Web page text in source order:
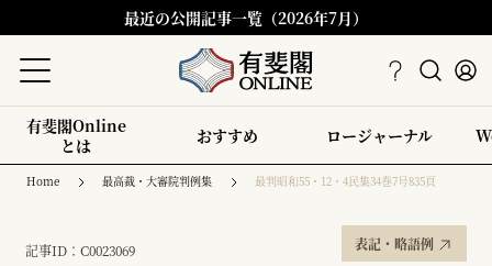
最近の公開記事一覧（2026年7月）
有斐閣Online
とは
おすすめ ロージャーナル
Home 最高裁・大審院判例集 最判昭和55・12・4民集34巻7号835頁
記事ID：C0023069 表記・略語例